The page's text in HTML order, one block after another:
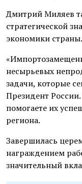
Дмитрий Миляев
стратегической
экономики страны.
несырьевых
задачи, которые
Президент
помогаете их
региона.
Завершилась
награждением
значительный